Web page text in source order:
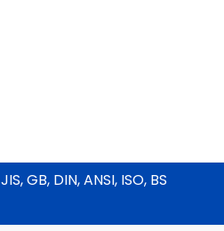
JIS, GB, DIN, ANSI, ISO, BS